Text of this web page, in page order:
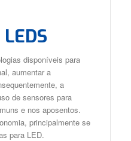
disponíveis para
aumentar a
a
de sensores para
e nos aposentos.
principalmente se
para LED.